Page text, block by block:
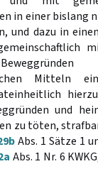
in einer bislang
und dazu in
Mitteln
und
zu töten,
Abs. 1 Sätze 1
Abs. 1 Nr. 6